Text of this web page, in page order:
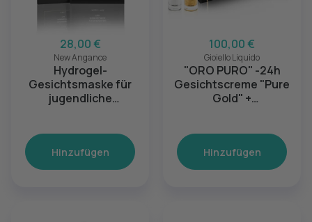
28,00 €
New Angance
Hydrogel-
Gesichtsmaske für
jugendliche
Hinzufügen
100,00 €
Gioiello Liquido
"ORO PURO" -24h
Gesichtscreme "Pure
Gold" +
Hinzufügen